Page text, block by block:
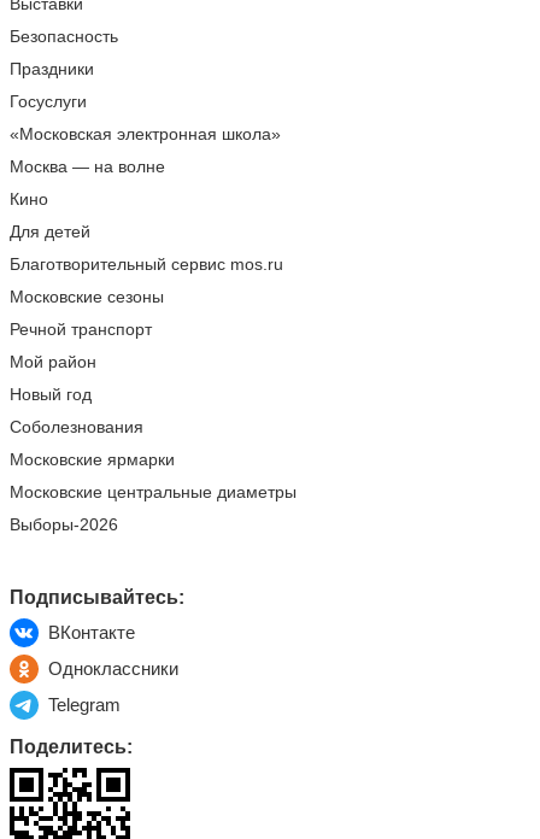
Выставки
Безопасность
Праздники
Госуслуги
«Московская электронная школа»
Москва — на волне
Кино
Для детей
Благотворительный сервис mos.ru
Московские сезоны
Речной транспорт
Мой район
Новый год
Соболезнования
Московские ярмарки
Московские центральные диаметры
Выборы-2026
Подписывайтесь:
ВКонтакте
Одноклассники
Telegram
Поделитесь: